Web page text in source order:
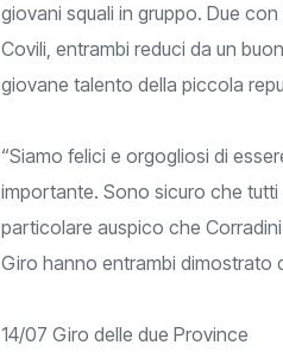
giovani squali in gruppo. Due
Covili, entrambi reduci da un
giovane talento della piccola
“Siamo felici e orgogliosi di
importante. Sono sicuro che
particolare auspico che
Giro hanno entrambi dimostrato
14/07 Giro delle due Province